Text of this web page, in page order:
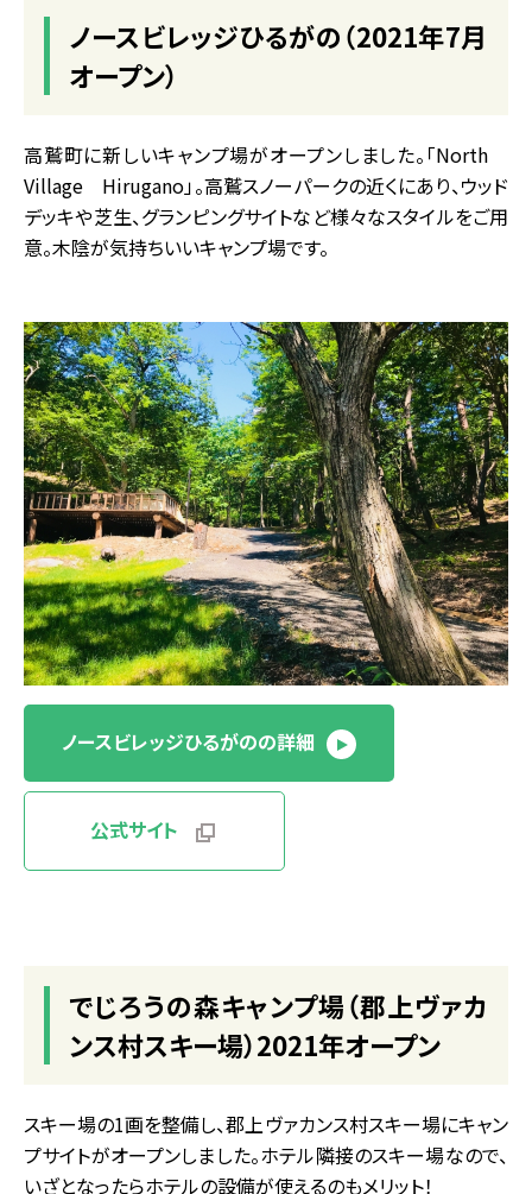
ノースビレッジひるがの（2021年7月
オープン）
高鷲町に新しいキャンプ場がオープンしました。「North
Village Hirugano」。高鷲スノーパークの近くにあり、ウッド
デッキや芝生、グランピングサイトなど様々なスタイルをご用
意。木陰が気持ちいいキャンプ場です。
ノースビレッジひるがのの詳細
公式サイト
でじろうの森キャンプ場（郡上ヴァカ
ンス村スキー場）2021年オープン
スキー場の1画を整備し、郡上ヴァカンス村スキー場にキャン
プサイトがオープンしました。ホテル隣接のスキー場なので、
いざとなったらホテルの設備が使えるのもメリット！